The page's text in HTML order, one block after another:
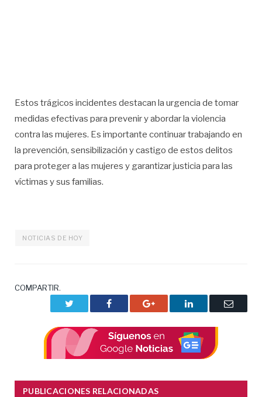
Estos trágicos incidentes destacan la urgencia de tomar
medidas efectivas para prevenir y abordar la violencia
contra las mujeres. Es importante continuar trabajando en
la prevención, sensibilización y castigo de estos delitos
para proteger a las mujeres y garantizar justicia para las
víctimas y sus familias.
NOTICIAS DE HOY
COMPARTIR.
Facebook Google+ LinkedIn
Correo
PUBLICACIONES RELACIONADAS